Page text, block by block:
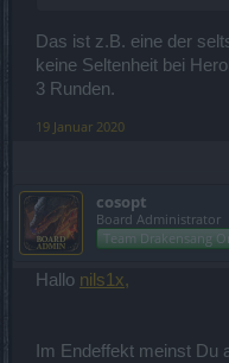
Das ist z.B. eine der
keine Seltenheit bei
3 Runden.
19 Januar 2020
cosopt
Board Administrator
Team Drakensang
Hallo nils1x,
Im Endeffekt meinst Du